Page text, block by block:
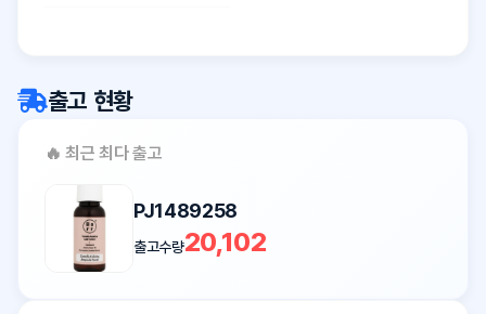
출고 현황
🔥 최근 최다 출고
PJ1489258
출고수량20,102